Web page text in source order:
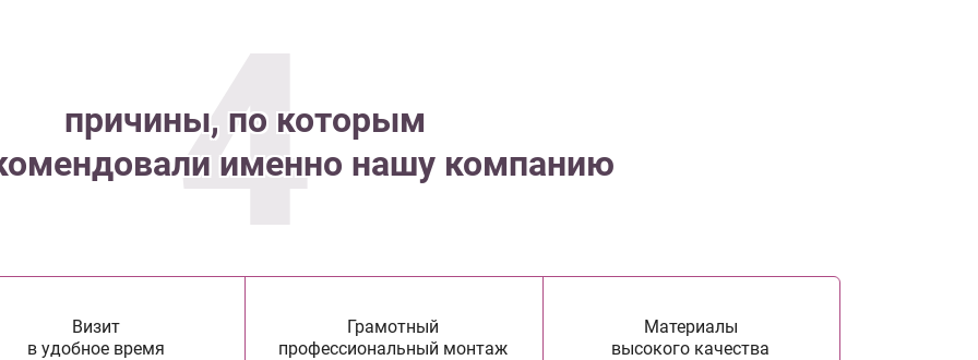
4
причины, по которым
именно нашу компанию
Визит
в удобное время
Грамотный
профессиональный монтаж
Материалы
высокого качества